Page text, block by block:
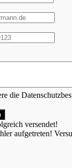
die
versendet!